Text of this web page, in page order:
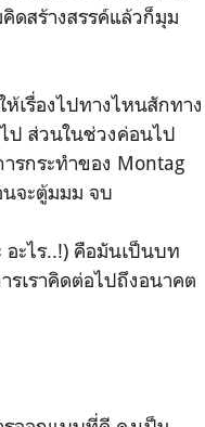
ดสร้างสรรค์แล้วก็มุม
เรื่องไปทางไหนสักทาง
ป ส่วนในช่วงค่อนไป
รกระทำของ Montag
จะตู้มมม จบ
อะไร..!) คือมันเป็นบท
เราคิดต่อไปถึงอนาคต